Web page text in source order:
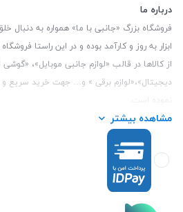
درباره ما
فروشگاه بزرگ «جانبی با ما» همواره به دنبال
ابزار به روز و کارآمد بوده و در این راستا
از کالاها در قالب «لوازم جانبی موبایل»، «گوشی
دیجیتال»،«لوازم برقی » و… جهت خرید سریع و
این فروشگاه تمام تلاش خود را نموده تا
عرضه نماید.
تلفن تماس :3847 088 0912
و ملی طبقه زیرین عکاسی
مشاهده بیشتر